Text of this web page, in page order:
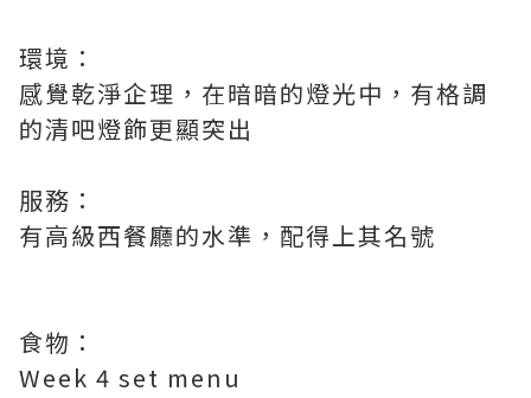
環境：
感覺乾淨企理，在暗暗的燈光中，有格調
的清吧燈飾更顯突出
服務：
有高級西餐廳的水準，配得上其名號
食物：
Week 4 set menu